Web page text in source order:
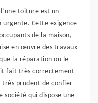
toiture est un
urgente. Cette exigence
de la maison,
en œuvre des travaux
la réparation ou le
fait très correctement
très prudent de confier
société qui dispose une